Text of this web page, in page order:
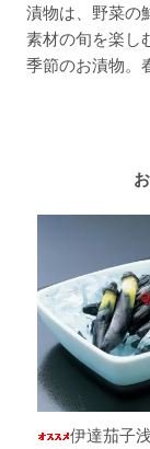
漬物は、野菜の
素材の旬を楽し
季節のお漬物。
伊達茄子